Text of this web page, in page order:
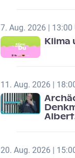
7. Aug. 2026 | 13:00
Klima
11. Aug. 2026 |
Albert
20. Aug. 2026 |